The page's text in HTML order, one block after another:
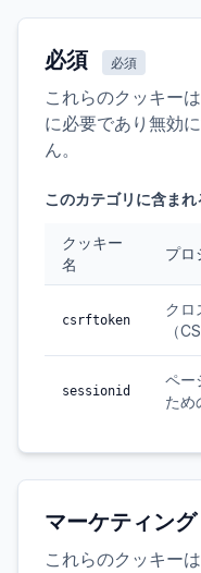
必須 必須
これらのクッキー
に必要であり無効
ん。
このカテゴリに含まれ
クッキー
名
プロ
csrftoken
クロ
（
sessionid
ペー
ため
マーケティング
これらのクッキー